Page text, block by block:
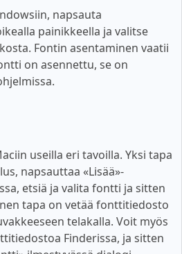
napsauta
painikkeella ja valitse
Fontin asentaminen vaatii
on asennettu, se on
useilla eri tavoilla. Yksi tapa
napsauttaa «Lisää»-
etsiä ja valita fontti ja sitten
tapa on vetää fonttitiedosto
telakalla. Voit myös
Finderissa, ja sitten